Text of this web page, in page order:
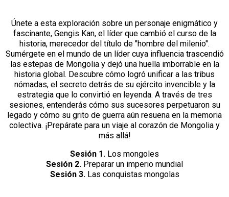
Únete a esta exploración sobre un personaje enigmático y
fascinante, Gengis Kan, el líder que cambió el curso de la
historia, merecedor del título de "hombre del milenio".
Sumérgete en el mundo de un líder cuya influencia trascendió
las estepas de Mongolia y dejó una huella imborrable en la
historia global. Descubre cómo logró unificar a las tribus
nómadas, el secreto detrás de su ejército invencible y la
estrategia que lo convirtió en leyenda. A través de tres
sesiones, entenderás cómo sus sucesores perpetuaron su
legado y cómo su grito de guerra aún resuena en la memoria
colectiva. ¡Prepárate para un viaje al corazón de Mongolia y
más allá!
Sesión 1. Los mongoles
Sesión 2. Preparar un imperio mundial
Sesión 3. Las conquistas mongolas